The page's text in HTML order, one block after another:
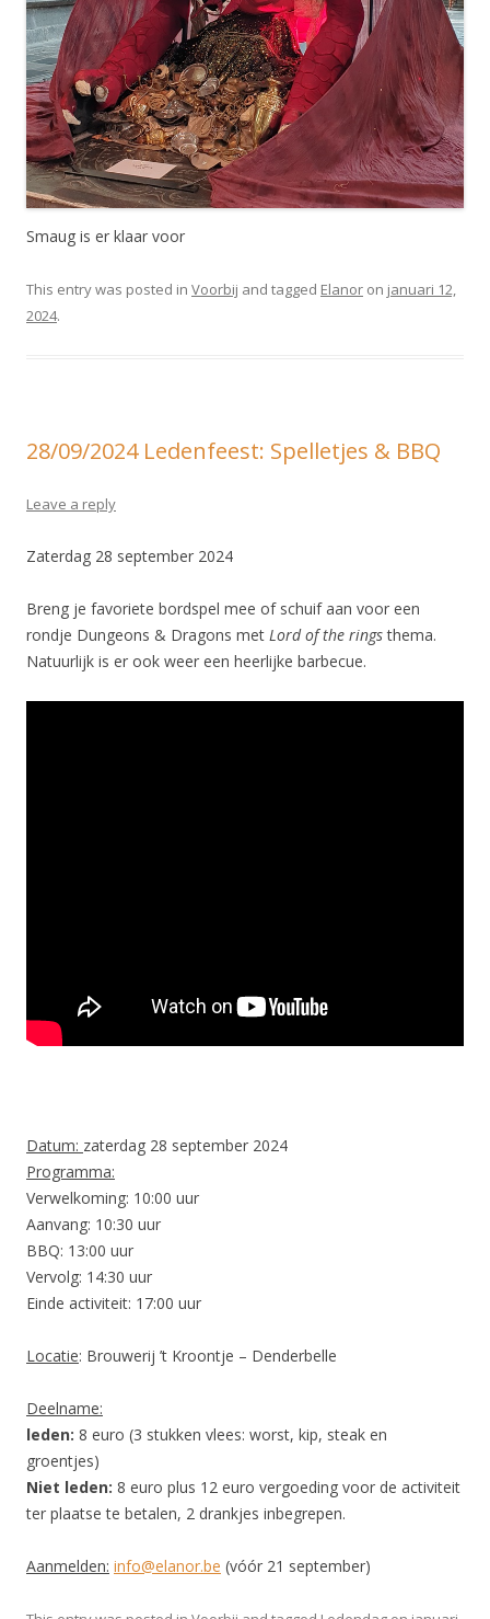
Smaug is er klaar voor
This entry was posted in Voorbij and tagged Elanor on januari 12,
2024.
28/09/2024 Ledenfeest: Spelletjes & BBQ
Leave a reply
Zaterdag 28 september 2024
Breng je favoriete bordspel mee of schuif aan voor een
rondje Dungeons & Dragons met Lord of the ringsthema.
Natuurlijk is er ook weer een heerlijke barbecue.
Datum: zaterdag 28 september 2024
Programma:
Verwelkoming: 10:00 uur
Aanvang: 10:30 uur
BBQ: 13:00 uur
Vervolg: 14:30 uur
Einde activiteit: 17:00 uur
Locatie: Brouwerij ’t Kroontje – Denderbelle
Deelname:
leden: 8 euro (3 stukken vlees: worst, kip, steak en
groentjes)
Niet leden: 8 euro plus 12 euro vergoeding voor de activiteit
ter plaatse te betalen, 2 drankjes inbegrepen.
Aanmelden: info@elanor.be (vóór 21 september)